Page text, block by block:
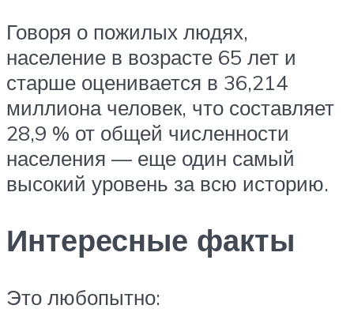
Говоря о пожилых людях,
население в возрасте 65 лет и
старше оценивается в 36,214
миллиона человек, что составляет
28,9 % от общей численности
населения — еще один самый
высокий уровень за всю историю.
Интересные факты
Это любопытно: